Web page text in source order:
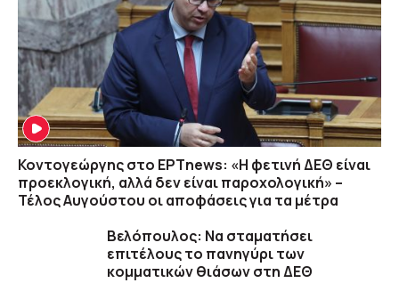
Κοντογεώργης στο ΕΡΤnews: «Η φετινή ΔΕΘ είναι
προεκλογική, αλλά δεν είναι παροχολογική» –
Τέλος Αυγούστου οι αποφάσεις για τα μέτρα
Βελόπουλος: Να σταματήσει
επιτέλους το πανηγύρι των
κομματικών θιάσων στη ΔΕΘ